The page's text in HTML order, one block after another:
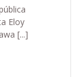
Eloy
[...]